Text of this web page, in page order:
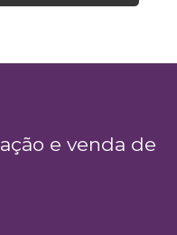
e venda de